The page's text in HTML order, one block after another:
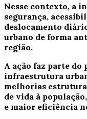
Nesse contexto, a
segurança,
deslocamento
urbano de forma
região.
A ação faz parte
infraestrutura
melhorias
de vida à
e maior eficiência